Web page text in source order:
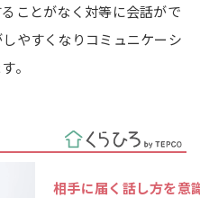
ことがなく対等に会話がで
やすくなりコミュニケーシ
。
相手に届く話し方を意